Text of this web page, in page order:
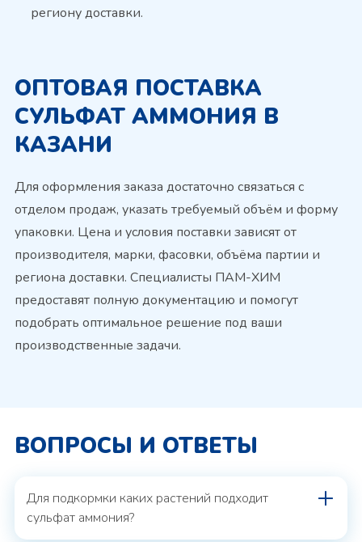
региону доставки.
ОПТОВАЯ ПОСТАВКА
СУЛЬФАТ АММОНИЯ В
КАЗАНИ
Для оформления заказа достаточно связаться с
отделом продаж, указать требуемый объём и форму
упаковки. Цена и условия поставки зависят от
производителя, марки, фасовки, объёма партии и
региона доставки. Специалисты ПАМ-ХИМ
предоставят полную документацию и помогут
подобрать оптимальное решение под ваши
производственные задачи.
ВОПРОСЫ И ОТВЕТЫ
Для подкормки каких растений подходит
сульфат аммония?